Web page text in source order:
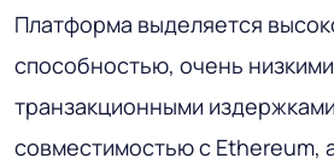
Платформа выделяется
способностью, очень низкими
транзакционными
совместимостью с Ethereum,